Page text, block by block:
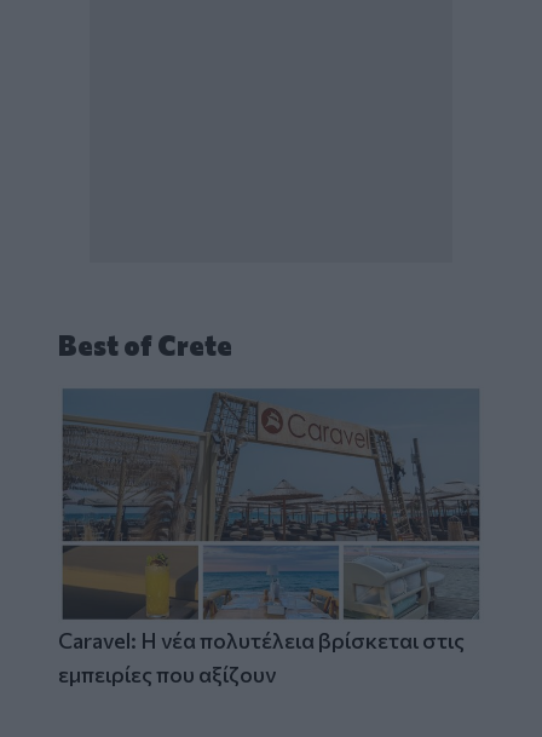
Best of Crete
Caravel: Η νέα πολυτέλεια βρίσκεται στις
εμπειρίες που αξίζουν